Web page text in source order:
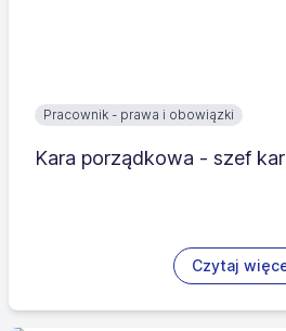
Pracownik - prawa i obowiązki
Kara porządkowa - szef
Czytaj